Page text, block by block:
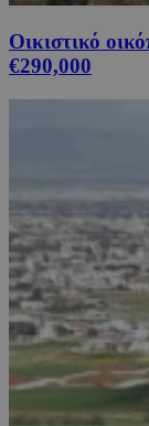
Οικιστικό
€290,000